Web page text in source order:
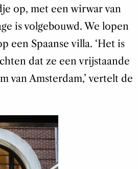
op, met een wirwar van
is volgebouwd. We lopen
een Spaanse villa. ‘Het is
dat ze een vrijstaande
van Amsterdam,’ vertelt de